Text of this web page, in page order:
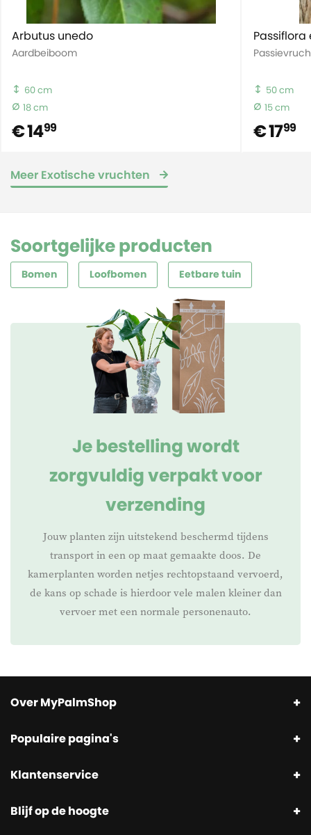
Arbutus unedo
Aardbeiboom
60 cm
18 cm
€ 1499
Passiflora
50 cm
15 cm
€ 1799
Meer Exotische vruchten
Soortgelijke producten
Bomen Loofbomen Eetbare tuin
Je bestelling wordt
zorgvuldig verpakt voor
verzending
Jouw planten zijn uitstekend beschermd tijdens
transport in een op maat gemaakte doos. De
kamerplanten worden netjes rechtopstaand vervoerd,
de kans op schade is hierdoor vele malen kleiner dan
vervoer met een normale personenauto.
Over MyPalmShop
Populaire pagina's
Klantenservice
Blijf op de hoogte